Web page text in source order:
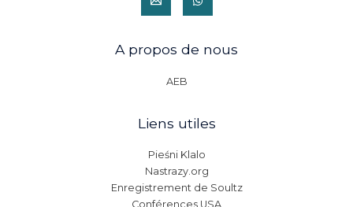
A propos de nous
AEB
Liens utiles
Pieśni Klalo
Nastrazy.org
Enregistrement de Soultz
Conférences USA